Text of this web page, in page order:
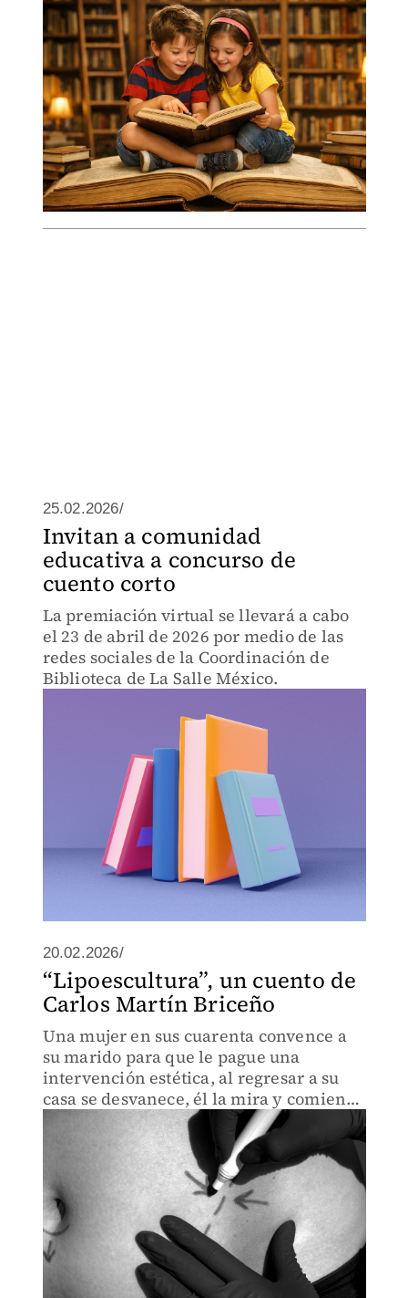
25.02.2026/
Invitan a comunidad
educativa a concurso de
cuento corto
La premiación virtual se llevará a cabo
el 23 de abril de 2026 por medio de las
redes sociales de la Coordinación de
Biblioteca de La Salle México.
20.02.2026/
“Lipoescultura”, un cuento de
Carlos Martín Briceño
Una mujer en sus cuarenta convence a
su marido para que le pague una
intervención estética, al regresar a su
casa se desvanece, él la mira y comienza
a recordar cómo ha sido su relación.